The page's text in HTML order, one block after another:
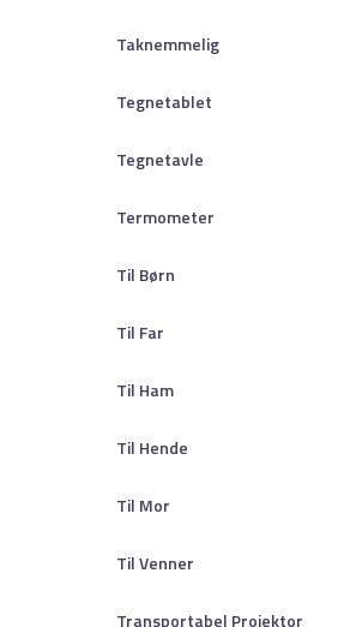
Taknemmelig
Tegnetablet
Tegnetavle
Termometer
Til Børn
Til Far
Til Ham
Til Hende
Til Mor
Til Venner
Transportabel Projektor